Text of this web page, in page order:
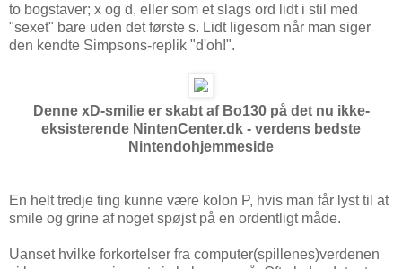
to bogstaver; x og d, eller som et slags ord lidt i stil med
"sexet" bare uden det første s. Lidt ligesom når man siger
den kendte Simpsons-replik "d'oh!".
Denne xD-smilie er skabt af Bo130 på det nu ikke-
eksisterende NintenCenter.dk - verdens bedste
Nintendohjemmeside
En helt tredje ting kunne være kolon P, hvis man får lyst til at
smile og grine af noget spøjst på en ordentligt måde.
Uanset hvilke forkortelser fra computer(spillenes)verdenen